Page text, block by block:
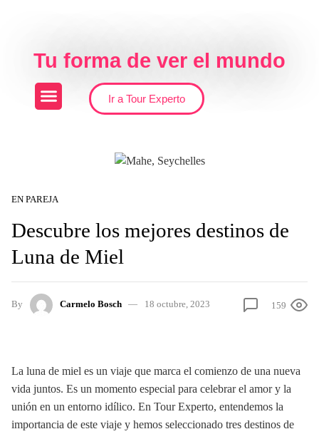
Tu forma de ver el mundo
Ir a Tour Experto
EN PAREJA
Descubre los mejores destinos de
Luna de Miel
By Carmelo Bosch 18 octubre, 2023 159
La luna de miel es un viaje que marca el comienzo de una nueva
vida juntos. Es un momento especial para celebrar el amor y la
unión en un entorno idílico. En Tour Experto, entendemos la
importancia de este viaje y hemos seleccionado tres destinos de